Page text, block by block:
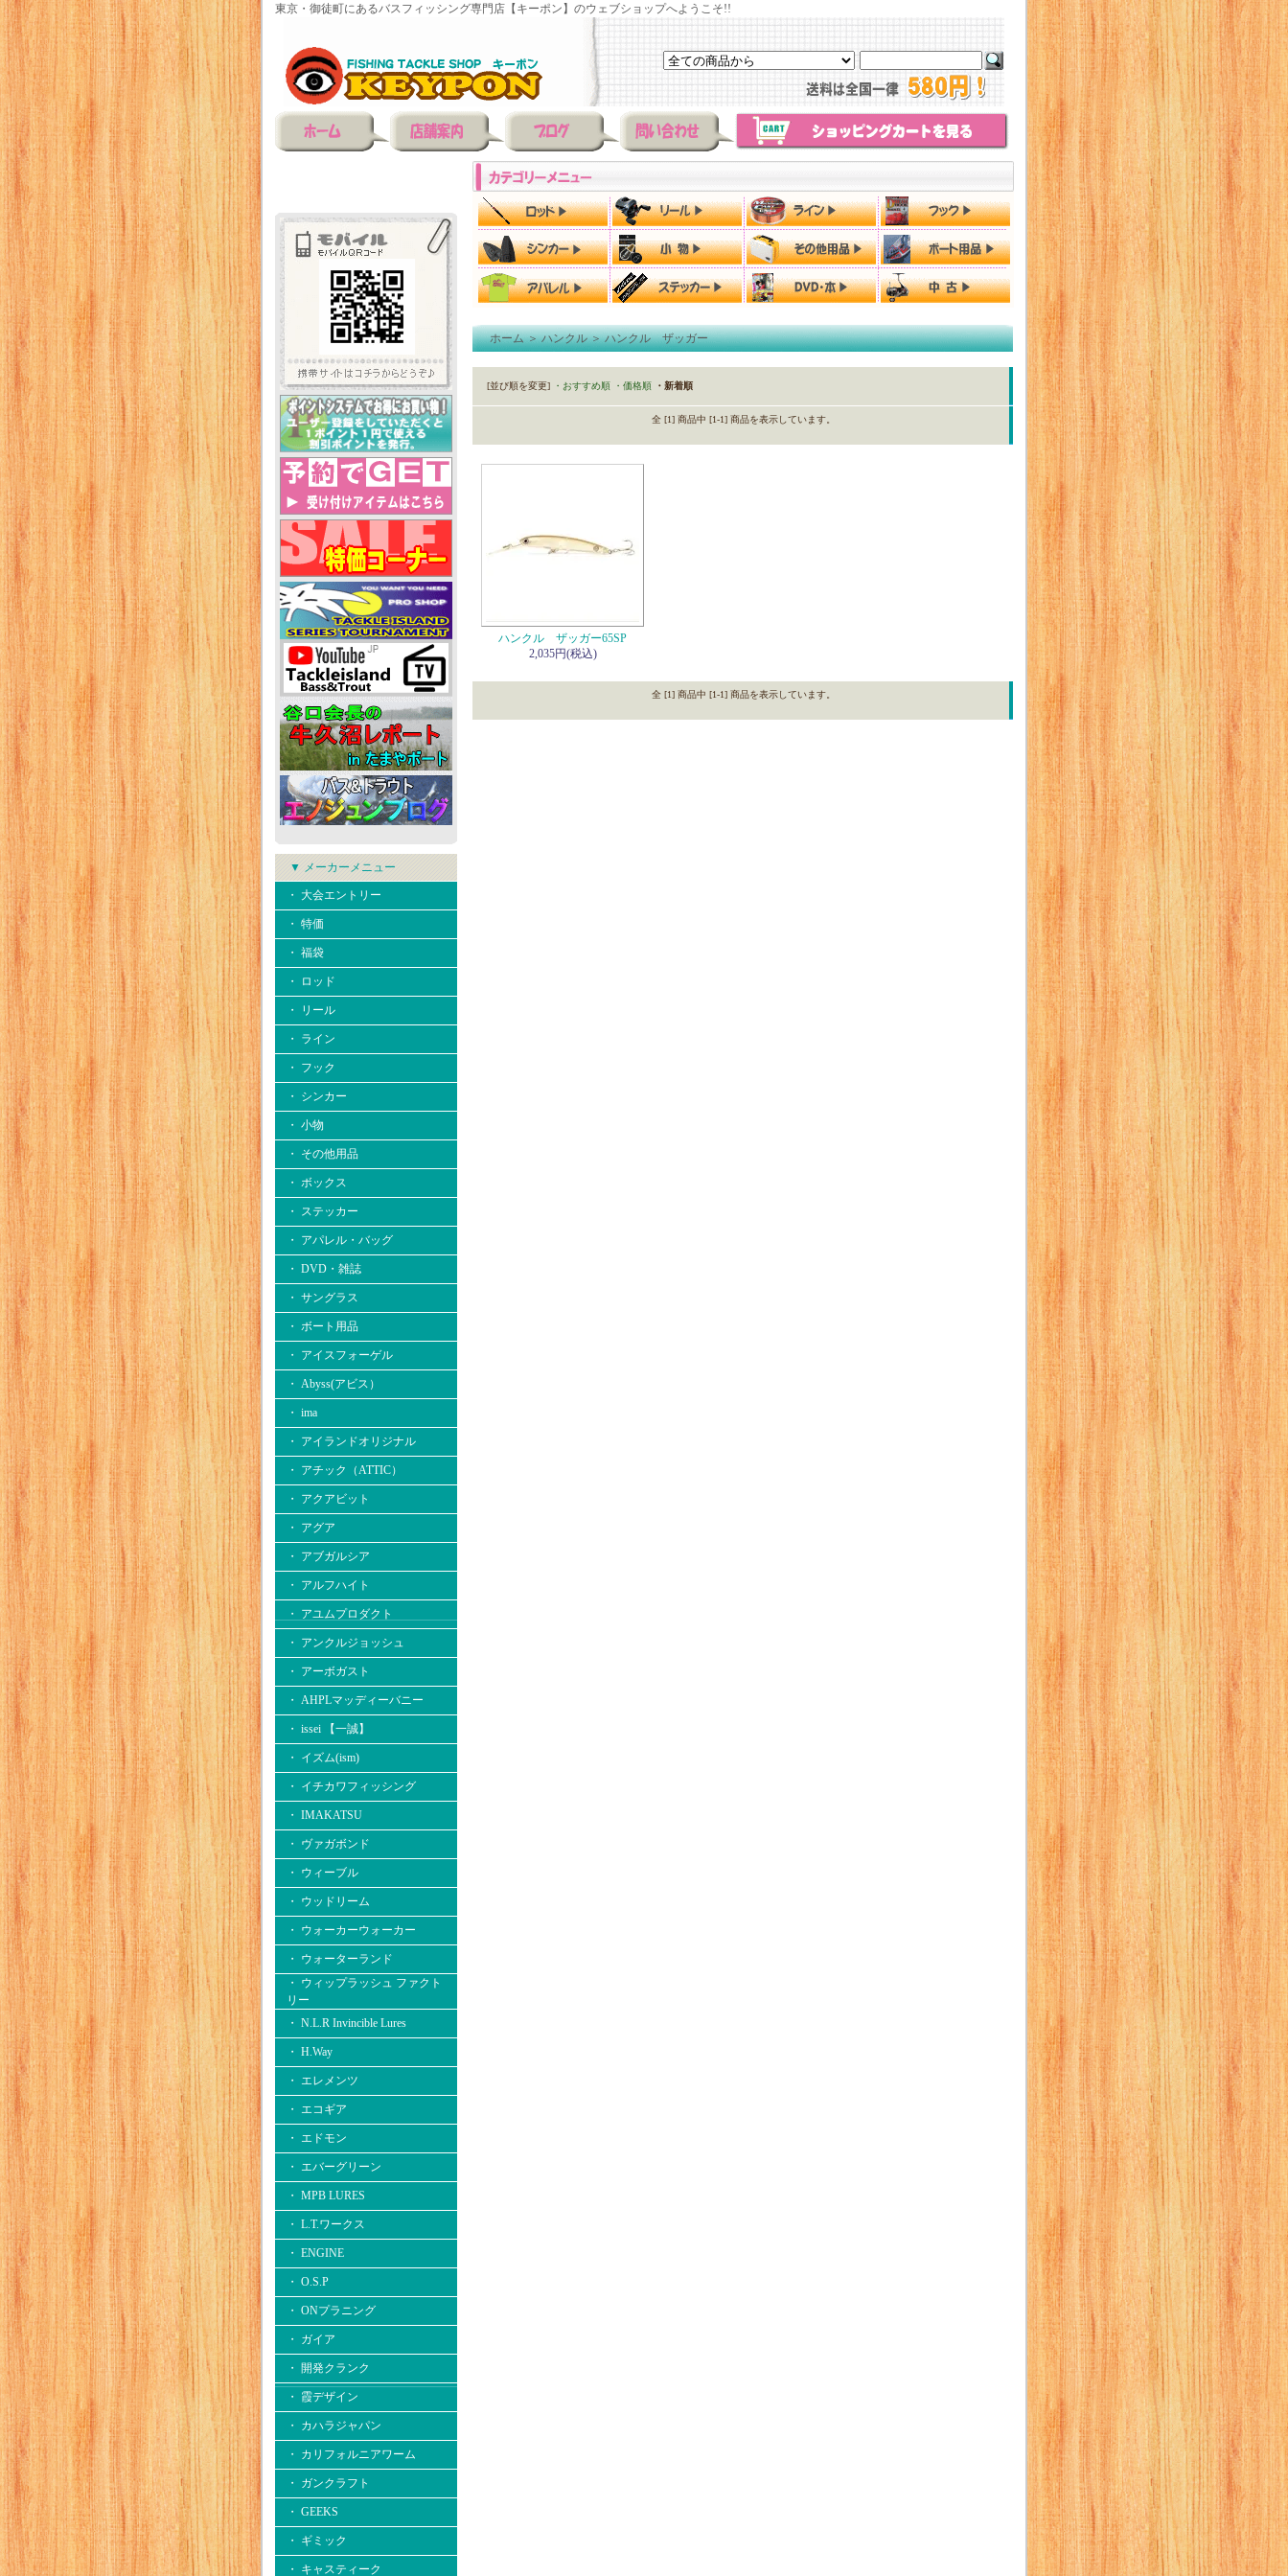
東京・御徒町にあるバスフィッシング専門店【キーポン】のウェブショップへようこそ!!
▼ メーカーメニュー
・ 大会エントリー
・ 特価
・ 福袋
・ ロッド
・ リール
・ ライン
・ フック
・ シンカー
・ 小物
・ その他用品
・ ボックス
・ ステッカー
・ アパレル・バッグ
・ DVD・雑誌
・ サングラス
・ ボート用品
・ アイスフォーゲル
・ Abyss(アビス）
・ ima
・ アイランドオリジナル
・ アチック（ATTIC）
・ アクアビット
・ アグア
・ アブガルシア
・ アルフハイト
・ アユムプロダクト
・ アンクルジョッシュ
・ アーボガスト
・ AHPLマッディーバニー
・ issei 【一誠】
・ イズム(ism)
・ イチカワフィッシング
・ IMAKATSU
・ ヴァガボンド
・ ウィーブル
・ ウッドリーム
・ ウォーカーウォーカー
・ ウォーターランド
・ ウィップラッシュ ファクト
リー
・ N.L.R Invincible Lures
・ H.Way
・ エレメンツ
・ エコギア
・ エドモン
・ エバーグリーン
・ MPB LURES
・ L.T.ワークス
・ ENGINE
・ O.S.P
・ ONプラニング
・ ガイア
・ 開発クランク
・ 霞デザイン
・ カハラジャパン
・ カリフォルニアワーム
・ ガンクラフト
・ GEEKS
・ ギミック
・ キャスティーク
ホーム＞ハンクル＞ハンクル ザッガー
[並び順を変更] ・おすすめ順 ・価格順 ・新着順
全 [1] 商品中 [1-1] 商品を表示しています。
ハンクル ザッガー65SP
2,035円(税込)
全 [1] 商品中 [1-1] 商品を表示しています。